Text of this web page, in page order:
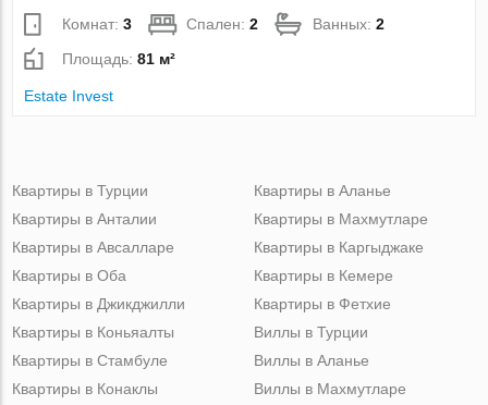
Комнат:3 Спален:2 Ванных:2
Площадь:81 м²
Estate Invest
Квартиры в Турции
Квартиры в Анталии
Квартиры в Авсалларе
Квартиры в Оба
Квартиры в Джикджилли
Квартиры в Аланье
Квартиры в Махмутларе
Квартиры в Каргыджаке
Квартиры в Кемере
Квартиры в Фетхие
Квартиры в Коньяалты
Квартиры в Стамбуле
Квартиры в Конаклы
Виллы в Турции
Виллы в Аланье
Виллы в Махмутларе